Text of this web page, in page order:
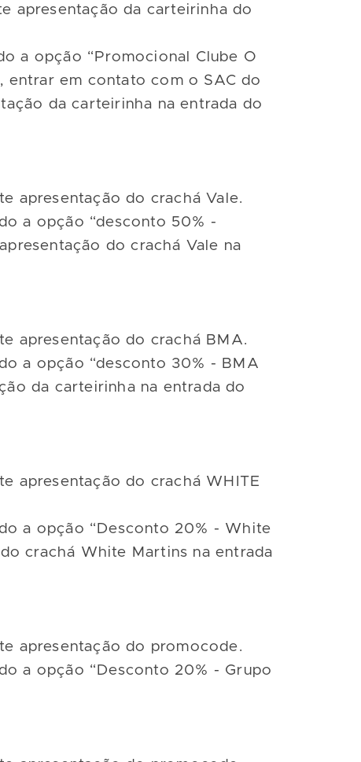
apresentação da carteirinha do
a opção “Promocional Clube O
entrar em contato com o SAC do
da carteirinha na entrada do
apresentação do crachá Vale.
a opção “desconto 50% -
do crachá Vale na
apresentação do crachá BMA.
a opção “desconto 30% - BMA
da carteirinha na entrada do
apresentação do crachá WHITE
a opção “Desconto 20% - White
crachá White Martins na entrada
apresentação do promocode.
a opção “Desconto 20% - Grupo